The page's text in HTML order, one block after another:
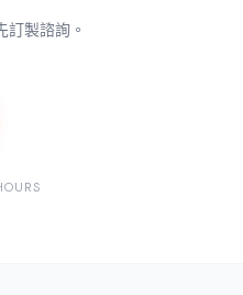
製諮詢。